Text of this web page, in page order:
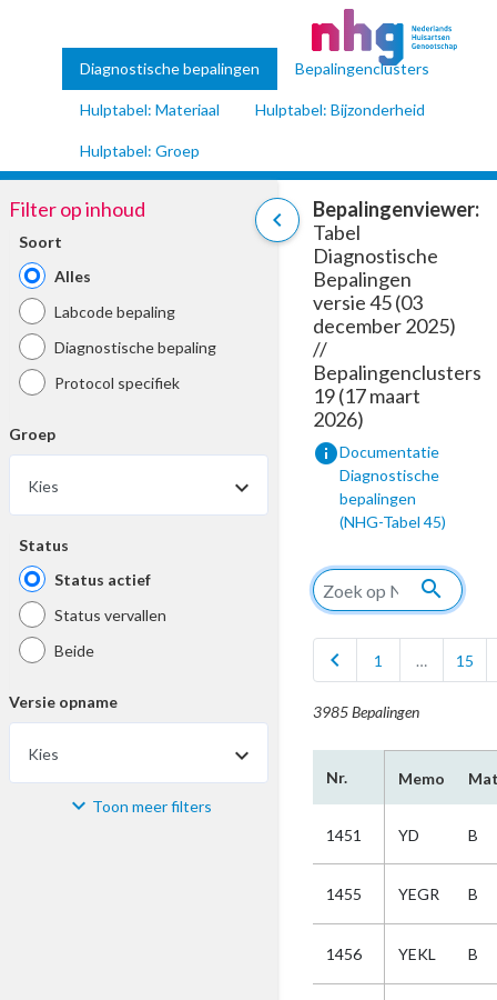
Diagnostische bepalingen Bepalingenclusters
Hulptabel: Materiaal Hulptabel: Bijzonderheid
Hulptabel: Groep
chevron_left
Filter op inhoud
Soort
Alles
Labcode bepaling
Diagnostische bepaling
Protocol specifiek
Groep
Kies
Status
Status actief
Status vervallen
Beide
Versie opname
Kies
Materiaal Toon meer filters
Bepalingenviewer:
Tabel
Diagnostische
Bepalingen
versie 45 (03
december 2025)
//
Bepalingenclusters
19 (17 maart
2026)
infoDocumentatie
Diagnostische
bepalingen
(NHG-Tabel 45)
search
chevron_left 1 … 15
3985 Bepalingen
Nr. Memo
1451 YD B
1455 YEGR B
1456 YEKL B